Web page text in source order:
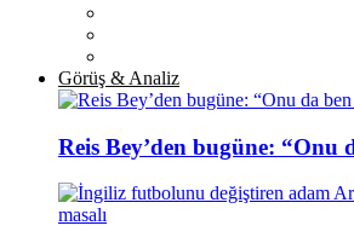
Görüş & Analiz
Reis Bey’den bugüne: “Onu